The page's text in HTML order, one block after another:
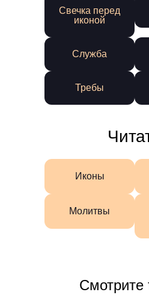
Свечка перед
иконой
Служба
Требы
Иконы
Молитвы
Смотрите